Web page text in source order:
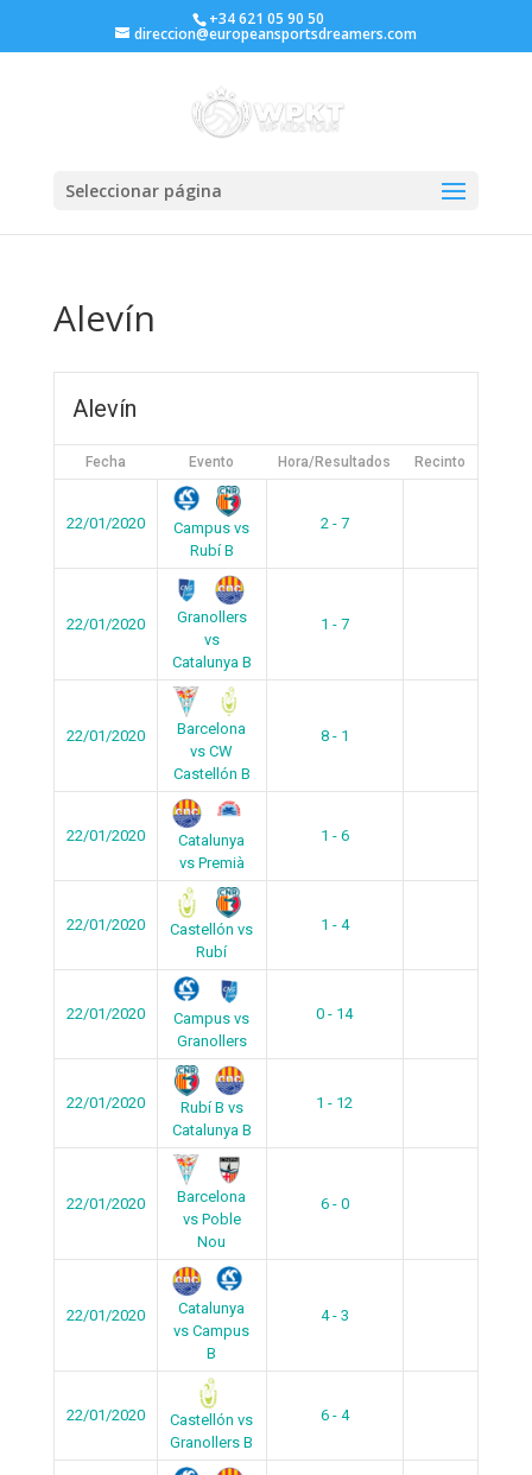
+34 621 05 90 50
direccion@europeansportsdreamers.com
Seleccionar página
Alevín
Alevín
Fecha Evento Hora/Resultados Recinto
22/01/2020
Campus vs
Rubí B
2 - 7
22/01/2020
Granollers
vs
Catalunya B
1 - 7
22/01/2020
Barcelona
vs CW
Castellón B
8 - 1
22/01/2020
Catalunya
vs Premià
1 - 6
22/01/2020
Castellón vs
Rubí
1 - 4
22/01/2020
Campus vs
Granollers
0 - 14
22/01/2020
Rubí B vs
Catalunya B
1 - 12
22/01/2020
Barcelona
vs Poble
Nou
6 - 0
22/01/2020
Catalunya
vs Campus
B
4 - 3
22/01/2020
Castellón vs
Granollers B
6 - 4